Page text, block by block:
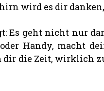
wird es dir
Es geht nicht nur
Handy, macht
die Zeit, wirklich